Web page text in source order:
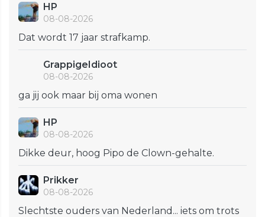
HP
08-08-2026
Dat wordt 17 jaar strafkamp.
GrappigeIdioot
08-08-2026
ga jij ook maar bij oma wonen
HP
08-08-2026
Dikke deur, hoog Pipo de Clown-gehalte.
Prikker
08-08-2026
Slechtste ouders van Nederland... iets om trots